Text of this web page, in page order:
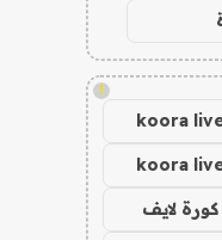
!
koora
koora
كورة لايف